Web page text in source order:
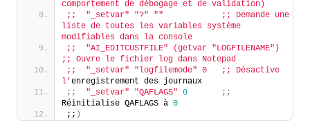
comportement de débogage et de validation)
;;  "_setvar" "?" ""            ;; Demande une
liste de toutes les variables système
modifiables dans la console
;;  "AI_EDITCUSTFILE" (getvar "LOGFILENAME")
;; Ouvre le fichier log dans Notepad
;;  "_setvar" "logfilemode" 0   ;; Désactive
l'enregistrement des journaux
;;
"_setvar" "QAFLAGS" 0
;;
Réinitialise QAFLAGS à 0
;; )